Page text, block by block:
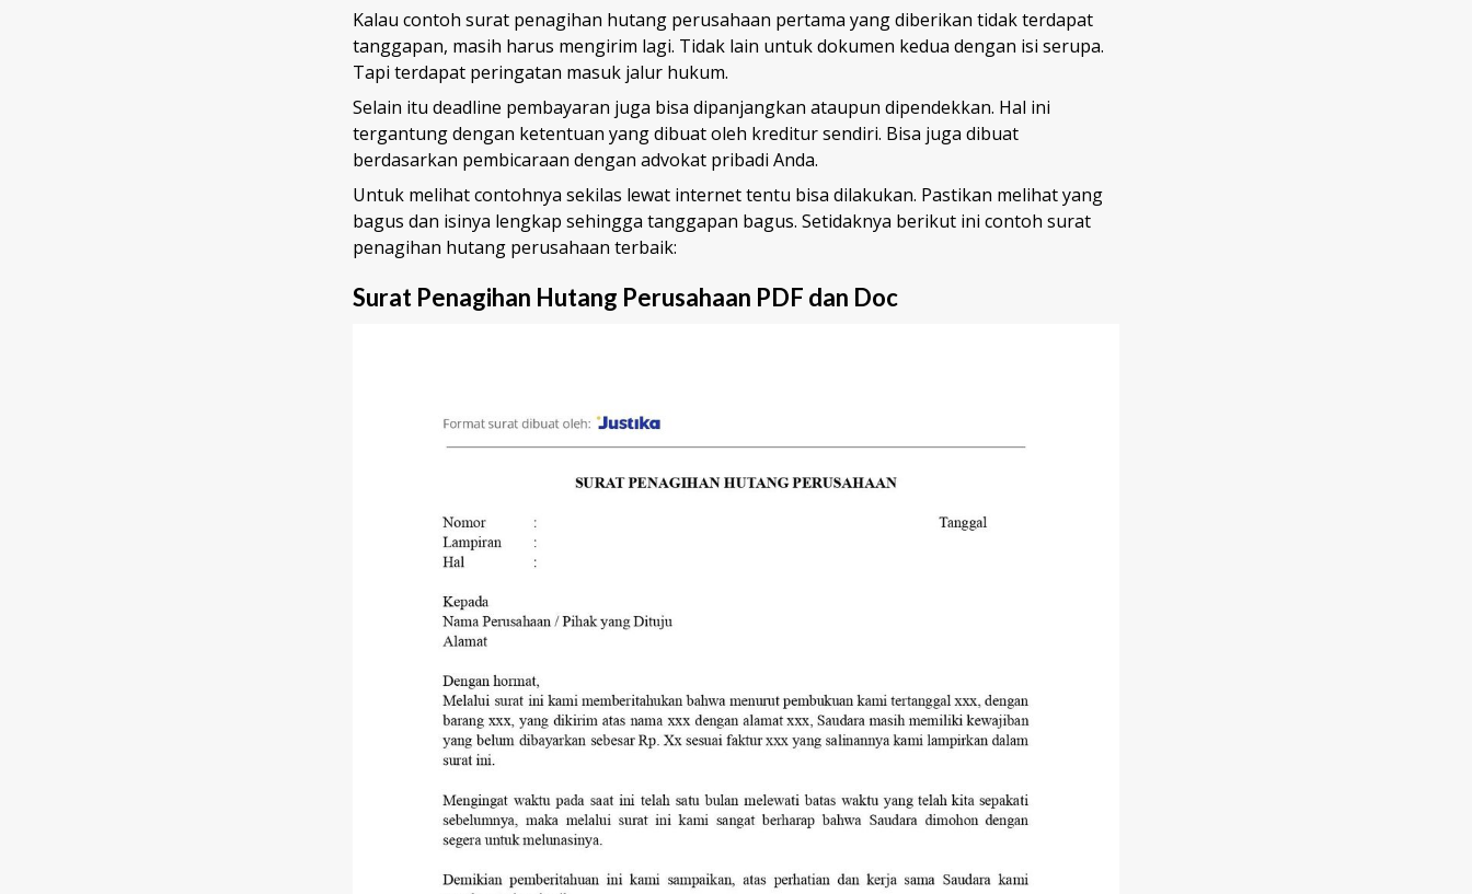
Kalau contoh surat penagihan hutang perusahaan pertama yang diberikan tidak terdapat
tanggapan, masih harus mengirim lagi. Tidak lain untuk dokumen kedua dengan isi serupa.
Tapi terdapat peringatan masuk jalur hukum.
Selain itu deadline pembayaran juga bisa dipanjangkan ataupun dipendekkan. Hal ini
tergantung dengan ketentuan yang dibuat oleh kreditur sendiri. Bisa juga dibuat
berdasarkan pembicaraan dengan advokat pribadi Anda.
Untuk melihat contohnya sekilas lewat internet tentu bisa dilakukan. Pastikan melihat yang
bagus dan isinya lengkap sehingga tanggapan bagus. Setidaknya berikut ini contoh surat
penagihan hutang perusahaan terbaik:
Surat Penagihan Hutang Perusahaan PDF dan Doc